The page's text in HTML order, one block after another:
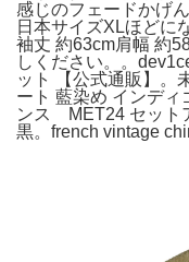
感じのフェードかげ
日本サイズXLほどに
袖丈 約63cm肩幅 約
しください。。
ット 【公式通販】。
ート 藍染め インデ
ンス MET24 セッ
黒。french vintage